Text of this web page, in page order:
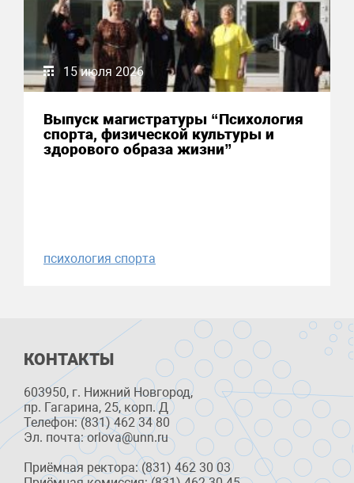
15 июля 2026
Выпуск магистратуры “Психология
спорта, физической культуры и
здорового образа жизни”
психология спорта
КОНТАКТЫ
603950, г. Нижний Новгород,
пр. Гагарина, 25, корп. Д
Телефон: (831) 462 34 80
Эл. почта: orlova@unn.ru
Приёмная ректора: (831) 462 30 03